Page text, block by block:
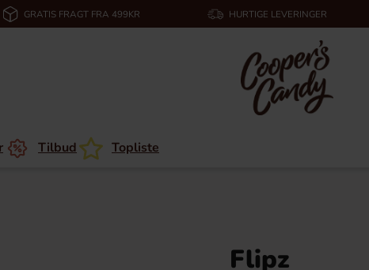
GRATIS FRAGT FRA 499KR HURTIGE LEVERINGER
Tilbud Topliste
Flipz